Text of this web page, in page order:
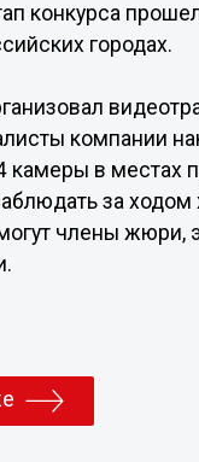
конкурса
городах.
компании
камеры в местах
за ходом
члены жюри,